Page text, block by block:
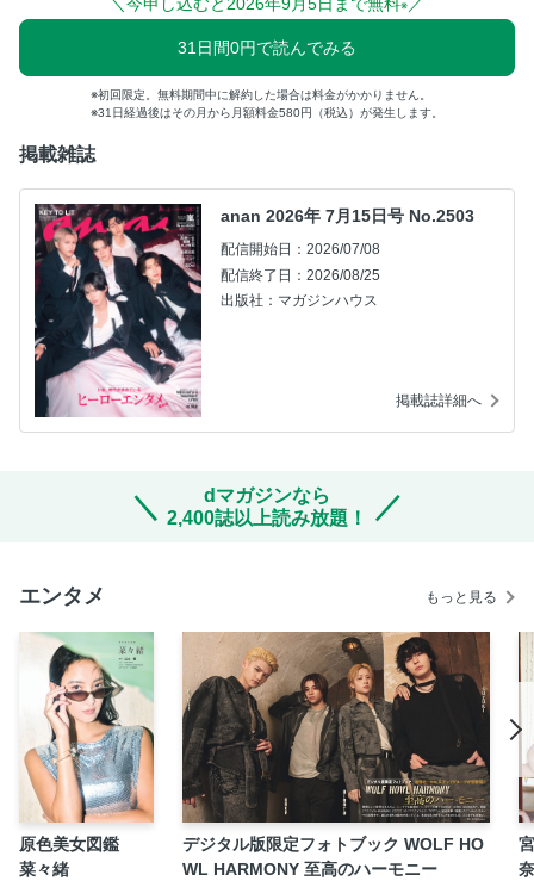
※
31日間0円で読んでみる
初回限定。無料期間中に解約した場合は料金がかかりません。
31日経過後はその月から月額料金580円（税込）が発生します。
掲載雑誌
anan 2026年 7月15日号 No.2503
配信開始日：2026/07/08
配信終了日：2026/08/25
出版社：マガジンハウス
掲載誌詳細へ
dマガジンなら
2,400誌以上読み放題！
エンタメ もっと見る
原色美女図鑑
菜々緒
デジタル版限定フォトブック WOLF HO
WL HARMONY 至高のハーモニー